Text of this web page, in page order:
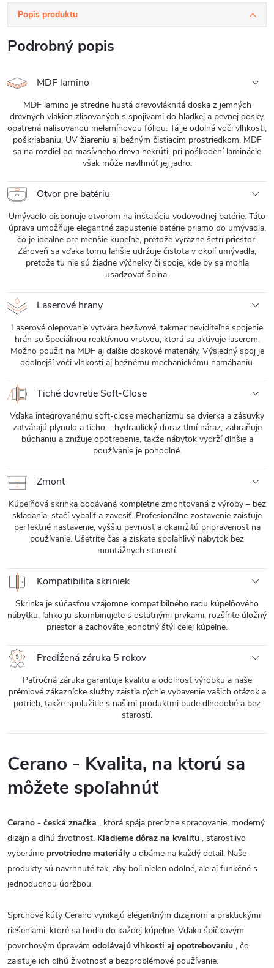
Popis produktu
Podrobný popis
MDF lamino
MDF lamino je stredne hustá drevovláknitá doska z jemných
drevných vlákien zlisovaných s spojivami do hladkej a pevnej dosky,
opatrená nalisovanou melamínovou fóliou. Tá je odolná voči vlhkosti,
poškriabaniu, UV žiareniu aj bežným čistiacim prostriedkom. MDF
sa na rozdiel od masívneho dreva nekrúti, pri poškodení laminácie
však môže navlhnúť jej jadro.
Otvor pre batériu
Umývadlo disponuje otvorom na inštaláciu vodovodnej batérie. Táto
úprava umožňuje elegantné zapustenie batérie priamo do umývadla,
čo je ideálne pre menšie kúpeľne, pretože výrazne šetrí priestor.
Zároveň sa vďaka tomu ľahšie udržuje čistota v okolí umývadla,
pretože tu nie sú žiadne výčnelky či spoje, kde by sa mohla
usadzovať špina.
Laserové hrany
Laserové olepovanie vytvára bezšvové, takmer neviditeľné spojenie
hrán so špeciálnou reaktívnou vrstvou, ktorá sa aktivuje laserom.
Možno použiť na MDF aj ďalšie doskové materiály. Výsledný spoj je
odolnejší voči vlhkosti aj bežnému mechanickému namáhaniu.
Tiché dovretie Soft-Close
Vďaka integrovanému soft-close mechanizmu sa dvierka a zásuvky
zatvárajú plynulo a ticho – hydraulický doraz tlmí náraz, zabraňuje
búchaniu a znižuje opotrebenie, takže nábytok vydrží dlhšie a
používanie je pohodlné.
Zmont
Kúpeľňová skrinka dodávaná kompletne zmontovaná z výroby – bez
skladania, stačí vybaliť a zavesiť. Profesionálne zostavenie zaisťuje
perfektné nastavenie, vyššiu pevnosť a okamžitú pripravenosť na
používanie. Ušetríte čas a získate spoľahlivý nábytok bez
montážnych starostí.
Kompatibilita skriniek
Skrinka je súčasťou vzájomne kompatibilného radu kúpeľňového
nábytku, ľahko ju skombinujete s ostatnými prvkami, rozšírite úložný
priestor a zachováte jednotný štýl celej kúpeľne.
Predĺžená záruka 5 rokov
Päťročná záruka garantuje kvalitu a odolnosť výrobku a naše
prémiové zákaznícke služby zaistia rýchle vybavenie vašich otázok a
potrieb, takže spolužitie s našimi produktmi bude dlhodobé a bez
starostí.
Cerano - Kvalita, na ktorú sa
môžete spoľahnúť
Cerano - česká značka , ktorá spája precízne spracovanie, moderný
dizajn a dlhú životnosť. Kladieme dôraz na kvalitu , starostlivo
vyberáme prvotriedne materiálya dbáme na každý detail. Naše
produkty sú navrhnuté tak, aby boli nielen odolné, ale aj funkčné s
jednoduchou údržbou.
Sprchové kúty Cerano vynikajú elegantným dizajnom a praktickými
riešeniami, ktoré sa hodia do každej kúpeľne. Vďaka špičkovým
povrchovým úpravám odolávajú vlhkosti aj opotrebovaniu , čo
zaisťuje ich dlhú životnosť a bezproblémové používanie.